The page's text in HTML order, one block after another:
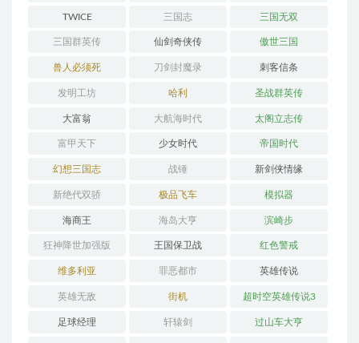
GENERATION
TWICE 三国志 三国无双
三国群英传 仙剑奇侠传 傲世三国
兽人必须死 刀剑封魔录 刺客信条
发明工坊 哈利 圣战群英传
大富翁 大航海时代 太阁立志传
富甲天下 少女时代 帝国时代
幻想三国志 战锤 新剑侠情缘
新绝代双骄 极品飞车 模拟器
海商王 海岛大亨 滨崎步
狂神降世加强版 王国保卫战 红色警戒
维多利亚 罪恶都市 英雄传说
英雄无敌 街机 超时空英雄传说3
足球经理 轩辕剑 过山车大亨